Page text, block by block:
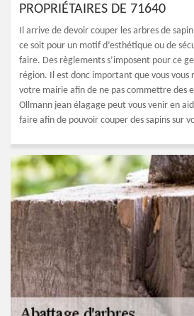
PROPRIÉTAIRES DE 71640
Il arrive de devoir couper les arbres de
ce soit pour un motif d’esthétique ou de
faire. Des règlements s’imposent pour ce
région. Il est donc important que vous vous
votre mairie afin de ne pas commettre des
Ollmann jean élagage peut vous venir en
faire afin de pouvoir couper des sapins sur